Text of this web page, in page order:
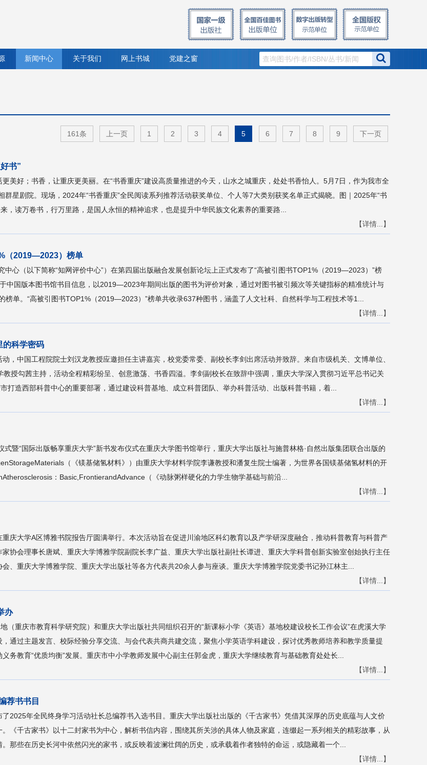
新闻中心 关于我们 网上书城 党建之窗
161条 上一页 1 2 3 4 5 6 7 8 9 下一页
书”
美好；书香，让重庆更美丽。在“书香重庆”建设高质量推进的今天，山水之城重庆，处处书香怡人。5月7日，作为我市全
群星剧院。现场，2024年“书香重庆”全民阅读系列推荐活动获奖单位、个人等7大类别获奖名单正式揭晓。图｜2025年“书
，读万卷书，行万里路，是国人永恒的精神追求，也是提升中华民族文化素养的重要路...
【详情...】
（2019—2023）榜单
心（以下简称“知网评价中心”）在第四届出版融合发展创新论坛上正式发布了“高被引图书TOP1%（2019—2023）”榜
中国版本图书馆书目信息，以2019—2023年期间出版的图书为评价对象，通过对图书被引频次等关键指标的精准统计与
单。“高被引图书TOP1%（2019—2023）”榜单共收录637种图书，涵盖了人文社科、自然科学与工程技术等1...
【详情...】
的科学密码
，中国工程院院士刘汉龙教授应邀担任主讲嘉宾，校党委常委、副校长李剑出席活动并致辞。来自市级机关、文博单位、
授勾茜主持，活动全程精彩纷呈、创意激荡、书香四溢。李剑副校长在致辞中强调，重庆大学深入贯彻习近平总书记关
打造西部科普中心的重要部署，通过建设科普基地、成立科普团队、举办科普活动、出版科普书籍，着...
【详情...】
暨“国际出版畅享重庆大学”新书发布仪式在重庆大学图书馆举行，重庆大学出版社与施普林格·自然出版集团联合出版的
（《镁基储氢材料》）由重庆大学材料学院李谦教授和潘复生院士编著，为世界各国镁基储氢材料的开
：Basic,FrontierandAdvance（《动脉粥样硬化的力学生物学基础与前沿...
【详情...】
庆大学A区博雅书院报告厅圆满举行。本次活动旨在促进川渝地区科幻教育以及产学研深度融合，推动科普教育与科普产
协会理事长唐斌、重庆大学博雅学院副院长李广益、重庆大学出版社副社长谭进、重庆大学科普创新实验室创始执行主任
、重庆大学博雅学院、重庆大学出版社等各方代表共20余人参与座谈。重庆大学博雅学院党委书记孙江林主...
【详情...】
办
（重庆市教育科学研究院）和重庆大学出版社共同组织召开的“新课标小学《英语》基地校建设校长工作会议”在虎溪大学
通过主题发言、校际经验分享交流、与会代表共商共建交流，聚焦小学英语学科建设，探讨优秀教师培养和教学质量提
务教育“优质均衡”发展。重庆市中小学教师发展中心副主任郭金虎，重庆大学继续教育与基础教育处处长...
【详情...】
荐书书目
2025年全民终身学习活动社长总编荐书入选书目。重庆大学出版社出版的《千古家书》凭借其深厚的历史底蕴与人文价
《千古家书》以十二封家书为中心，解析书信内容，围绕其所关涉的具体人物及家庭，连缀起一系列相关的精彩故事，从
那些在历史长河中依然闪光的家书，或反映着波澜壮阔的历史，或承载着作者独特的命运，或隐藏着一个...
【详情...】